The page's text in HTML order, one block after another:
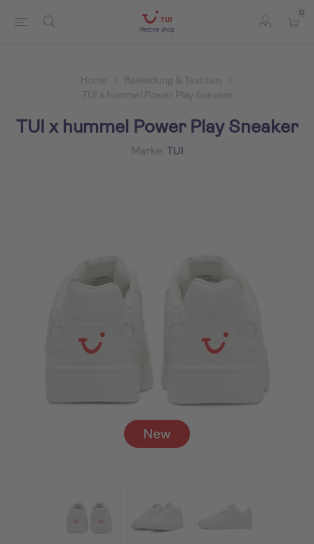
0
Home
Bekleidung & Textilien
TUI x hummel Power Play Sneaker
TUI x hummel Power Play Sneaker
Marke: TUI